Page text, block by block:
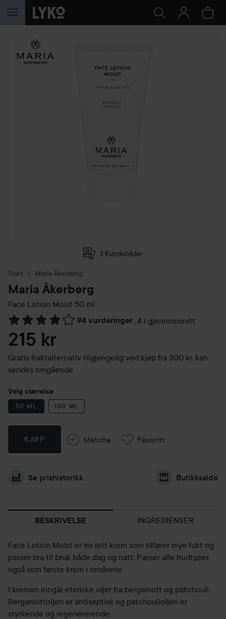
GÅ TIL INNHOLD
3 Kundebilder
Start Maria Åkerberg
Maria Åkerberg
Face Lotion Moist 50 ml
94 vurderinger, 4 i gjennomsnitt
Gå til Vurderinger & anmeldelser
215 kr
Gratis fraktalternativ tilgjengelig ved kjøp fra 300 kr, kan
sendes omgående
Velg størrelse
50 ML 100 ML
KJØP Matche Favoritt
Se prishistorikk Butikksaldo
BESKRIVELSE INGREDIENSER
Face Lotion Moist er en lett krem som tilfører mye fukt og
passer bra til bruk både dag og natt. Passer alle hudtyper,
også som første krem i tenårene.
I kremen inngår eteriske oljer fra bergamott og patchouli.
Bergamottoljen er antiseptisk og patchoulioljen er
styrkende og regenererende.